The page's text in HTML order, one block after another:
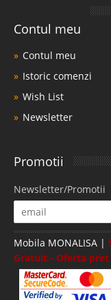
Contul meu
Contul meu
Istoric comenzi
Wish List
Newsletter
Promotii
Newsletter/Promotii
Mobila MONALISA |
Gratuit - Oferta pret